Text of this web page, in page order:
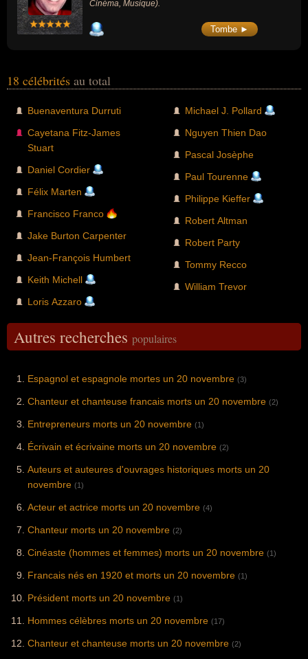
Cinéma, Musique).
Tombe ►
18 célébrités au total
Buenaventura Durruti
Cayetana Fitz-James
Stuart
Daniel Cordier
Félix Marten
Francisco Franco
Jake Burton Carpenter
Jean-François Humbert
Keith Michell
Loris Azzaro
Michael J. Pollard
Nguyen Thien Dao
Pascal Josèphe
Paul Tourenne
Philippe Kieffer
Robert Altman
Robert Party
Tommy Recco
William Trevor
Autres recherches populaires
Espagnol et espagnole mortes un 20 novembre (3)
Chanteur et chanteuse francais morts un 20 novembre (2)
Entrepreneurs morts un 20 novembre (1)
Écrivain et écrivaine morts un 20 novembre (2)
Auteurs et auteures d'ouvrages historiques morts un 20
novembre (1)
Acteur et actrice morts un 20 novembre (4)
Chanteur morts un 20 novembre (2)
Cinéaste (hommes et femmes) morts un 20 novembre (1)
Francais nés en 1920 et morts un 20 novembre (1)
Président morts un 20 novembre (1)
Hommes célèbres morts un 20 novembre (17)
Chanteur et chanteuse morts un 20 novembre (2)